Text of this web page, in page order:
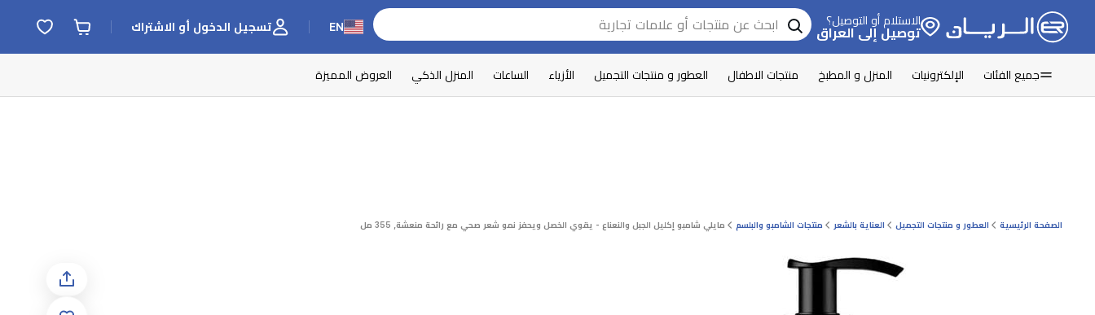
الاستلام أو التوصيل؟
توصيل إلى العراق EN تسجيل الدخول أو الاشتراك
جميع الفئات الإلكترونيات المنزل و المطبخ منتجات الاطفال العطور و منتجات التجميل الأزياء الساعات المنزل الذكي العروض المميزة
الصفحة الرئيسية العطور و منتجات التجميل العناية بالشعر منتجات الشامبو والبلسم مايلي شامبو إكليل الجبل والنعناع - يقوي الخصل ويحفز نمو شعر صحي مع رائحة منعشة, 355 مل